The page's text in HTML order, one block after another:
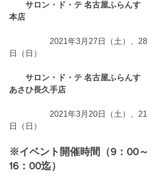
サロン・ド・テ 名古屋ふらんす
本店
2021年3月27日（土）、28
日（日）
サロン・ド・テ 名古屋ふらんす
あさひ長久手店
2021年3月20日（土）、21
日（日）
※イベント開催時間（9：00～
16：00迄）